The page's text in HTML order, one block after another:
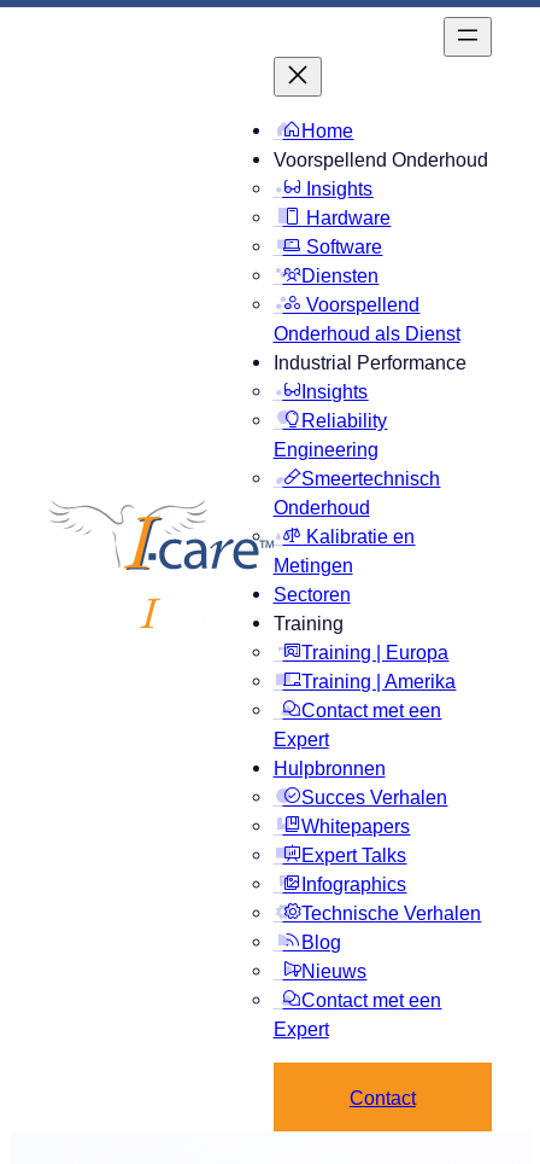
Home
Voorspellend Onderhoud
Insights
Hardware
Software
Diensten
Voorspellend
Onderhoud als Dienst
Industrial Performance
Insights
Reliability
Engineering
Smeertechnisch
Onderhoud
Kalibratie en
Metingen
Sectoren
Training
Training | Europa
Training | Amerika
Contact met een
Expert
Hulpbronnen
Succes Verhalen
Whitepapers
Expert Talks
Infographics
Technische Verhalen
Blog
Nieuws
Contact met een
Expert
Contact